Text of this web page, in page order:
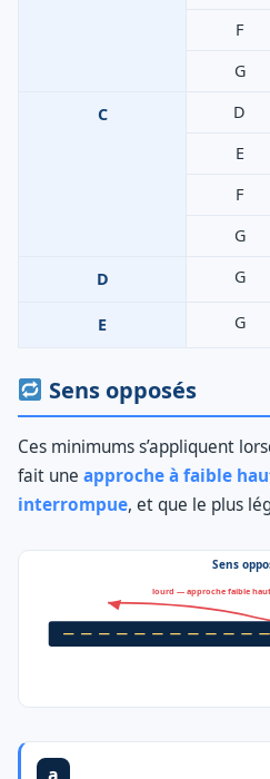
F
G
C D
E
F
G
D G
E G
Sens opposés
Ces minimums s’appliquent
fait une approche à faible
interrompue, et que le plus
Sens
lourd — approche faible